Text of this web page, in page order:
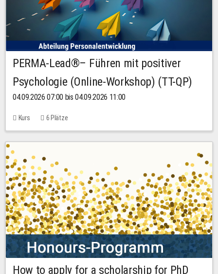
PERMA-Lead®– Führen mit positiver
Psychologie (Online-Workshop) (TT-QP)
04.09.2026 07:00 bis 04.09.2026 11:00
Kurs 6 Plätze
How to apply for a scholarship for PhD